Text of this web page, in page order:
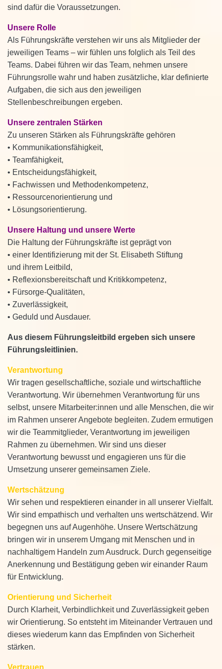
sind dafür die Voraussetzungen.
Unsere Rolle
Als Führungskräfte verstehen wir uns als Mitglieder der
jeweiligen Teams – wir fühlen uns folglich als Teil des
Teams. Dabei führen wir das Team, nehmen unsere
Führungsrolle wahr und haben zusätzliche, klar definierte
Aufgaben, die sich aus den jeweiligen
Stellenbeschreibungen ergeben.
Unsere zentralen Stärken
Zu unseren Stärken als Führungskräfte gehören
• Kommunikationsfähigkeit,
• Teamfähigkeit,
• Entscheidungsfähigkeit,
• Fachwissen und Methodenkompetenz,
• Ressourcenorientierung und
• Lösungsorientierung.
Unsere Haltung und unsere Werte
Die Haltung der Führungskräfte ist geprägt von
• einer Identifizierung mit der St. Elisabeth Stiftung
und ihrem Leitbild,
• Reflexionsbereitschaft und Kritikkompetenz,
• Fürsorge-Qualitäten,
• Zuverlässigkeit,
• Geduld und Ausdauer.
Aus diesem Führungsleitbild ergeben sich unsere
Führungsleitlinien.
Verantwortung
Wir tragen gesellschaftliche, soziale und wirtschaftliche
Verantwortung. Wir übernehmen Verantwortung für uns
selbst, unsere Mitarbeiter:innen und alle Menschen, die wir
im Rahmen unserer Angebote begleiten. Zudem ermutigen
wir die Teammitglieder, Verantwortung im jeweiligen
Rahmen zu übernehmen. Wir sind uns dieser
Verantwortung bewusst und engagieren uns für die
Umsetzung unserer gemeinsamen Ziele.
Wertschätzung
Wir sehen und respektieren einander in all unserer Vielfalt.
Wir sind empathisch und verhalten uns wertschätzend. Wir
begegnen uns auf Augenhöhe. Unsere Wertschätzung
bringen wir in unserem Umgang mit Menschen und in
nachhaltigem Handeln zum Ausdruck. Durch gegenseitige
Anerkennung und Bestätigung geben wir einander Raum
für Entwicklung.
Orientierung und Sicherheit
Durch Klarheit, Verbindlichkeit und Zuverlässigkeit geben
wir Orientierung. So entsteht im Miteinander Vertrauen und
dieses wiederum kann das Empfinden von Sicherheit
stärken.
Vertrauen